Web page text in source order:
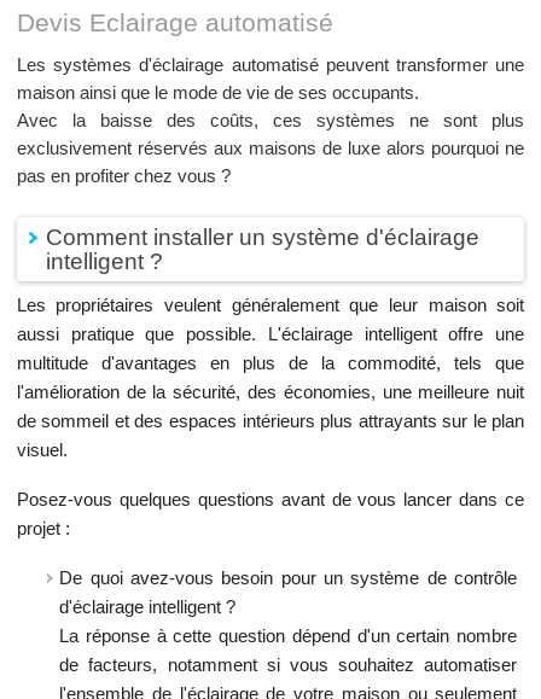
Devis Eclairage automatisé
Les systèmes d'éclairage automatisé peuvent transformer une
maison ainsi que le mode de vie de ses occupants.
Avec la baisse des coûts, ces systèmes ne sont plus
exclusivement réservés aux maisons de luxe alors pourquoi ne
pas en profiter chez vous ?
Comment installer un système d'éclairage
intelligent ?
Les propriétaires veulent généralement que leur maison soit
aussi pratique que possible. L'éclairage intelligent offre une
multitude d'avantages en plus de la commodité, tels que
l'amélioration de la sécurité, des économies, une meilleure nuit
de sommeil et des espaces intérieurs plus attrayants sur le plan
visuel.
Posez-vous quelques questions avant de vous lancer dans ce
projet :
De quoi avez-vous besoin pour un système de contrôle
d'éclairage intelligent ?
La réponse à cette question dépend d'un certain nombre
de facteurs, notamment si vous souhaitez automatiser
l'ensemble de l'éclairage de votre maison ou seulement